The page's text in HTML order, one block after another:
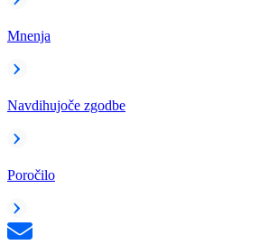
Mnenja
Navdihujoče zgodbe
Poročilo